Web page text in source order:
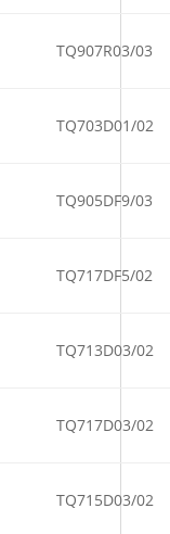
TQ907R03/03
TQ703D01/02
TQ905DF9/03
TQ717DF5/02
TQ713D03/02
TQ717D03/02
TQ715D03/02